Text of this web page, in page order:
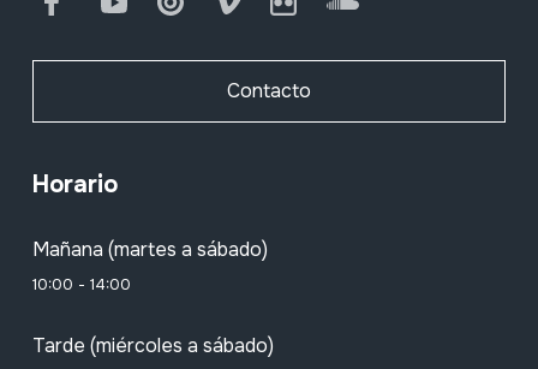
Contacto
Horario
Mañana (martes a sábado)
10:00 - 14:00
Tarde (miércoles a sábado)